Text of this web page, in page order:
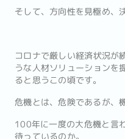
そして、方向性を見極め、
コロナで厳しい経済状況が
うな人材ソリューションを
ると思うこの頃です。
危機とは、危険であるが、
100年に一度の大危機と言
待っているのか。